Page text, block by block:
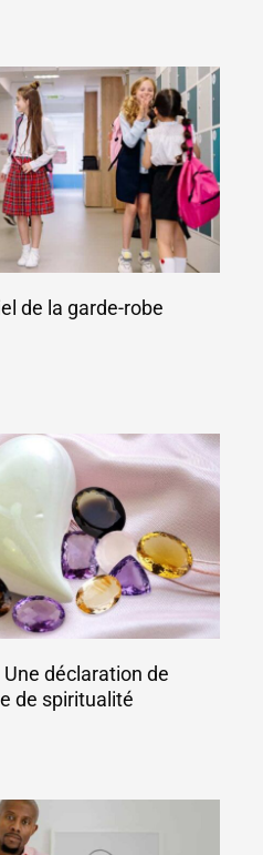
de la garde-robe
déclaration de
de spiritualité